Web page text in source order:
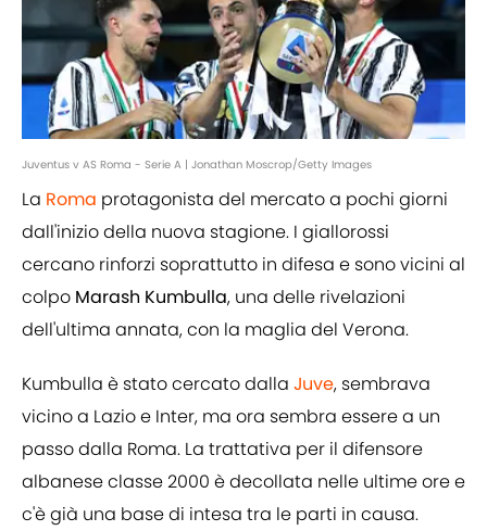
Juventus v AS Roma - Serie A | Jonathan Moscrop/Getty Images
La Roma protagonista del mercato a pochi giorni
dall'inizio della nuova stagione. I giallorossi
cercano rinforzi soprattutto in difesa e sono vicini al
colpo Marash Kumbulla, una delle rivelazioni
dell'ultima annata, con la maglia del Verona.
Kumbulla è stato cercato dalla Juve, sembrava
vicino a Lazio e Inter, ma ora sembra essere a un
passo dalla Roma. La trattativa per il difensore
albanese classe 2000 è decollata nelle ultime ore e
c'è già una base di intesa tra le parti in causa.